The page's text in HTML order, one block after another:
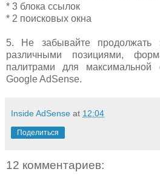
* 3 блока ссылок
* 2 поисковых окна
5. Не забывайте продолжать
различными позициями,
палитрами для максимальной
Google AdSense.
Inside AdSense at 12:04
Поделиться
12 комментариев: